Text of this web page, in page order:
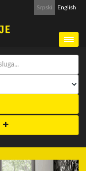
Srpski English